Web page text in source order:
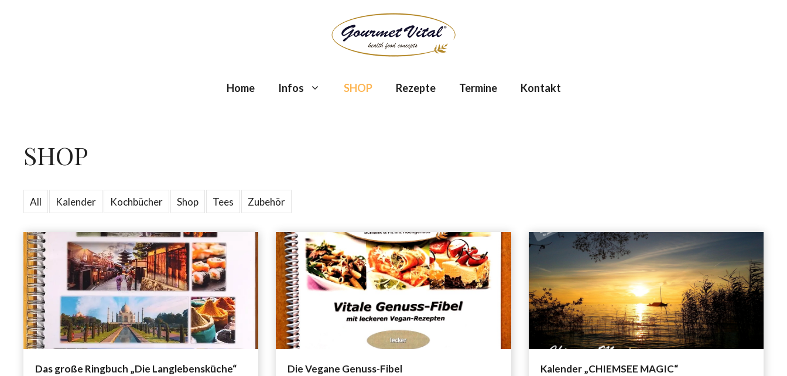
Home Infos SHOP Rezepte Termine Kontakt
SHOP
All Kalender Kochbücher Shop Tees Zubehör
Das große Ringbuch „Die Langlebensküche“ Die Vegane Genuss-Fibel Kalender „CHIEMSEE MAGIC“